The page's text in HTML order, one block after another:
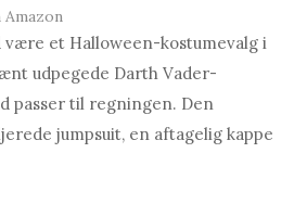
Amazon
være et Halloween-kostumevalg i
udpegede Darth Vader-
passer til regningen. Den
jumpsuit, en aftagelig kappe